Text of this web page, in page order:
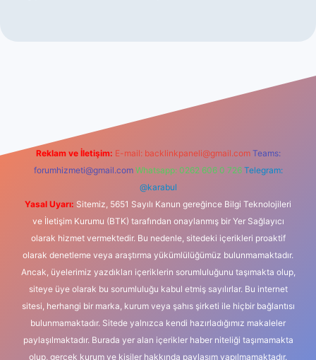
Reklam ve İletişim: E-mail: backlinkpaneli@gmail.com Teams:
forumhizmeti@gmail.com Whatsapp: 0262 606 0 726 Telegram:
@karabul
Yasal Uyarı: Sitemiz, 5651 Sayılı Kanun gereğince Bilgi Teknolojileri
ve İletişim Kurumu (BTK) tarafından onaylanmış bir Yer Sağlayıcı
olarak hizmet vermektedir. Bu nedenle, sitedeki içerikleri proaktif
olarak denetleme veya araştırma yükümlülüğümüz bulunmamaktadır.
Ancak, üyelerimiz yazdıkları içeriklerin sorumluluğunu taşımakta olup,
siteye üye olarak bu sorumluluğu kabul etmiş sayılırlar. Bu internet
sitesi, herhangi bir marka, kurum veya şahıs şirketi ile hiçbir bağlantısı
bulunmamaktadır. Sitede yalnızca kendi hazırladığımız makaleler
paylaşılmaktadır. Burada yer alan içerikler haber niteliği taşımamakta
olup, gerçek kurum ve kişiler hakkında paylaşım yapılmamaktadır.